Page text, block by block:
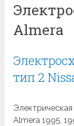
Almera
тип 2
Almera 1995,